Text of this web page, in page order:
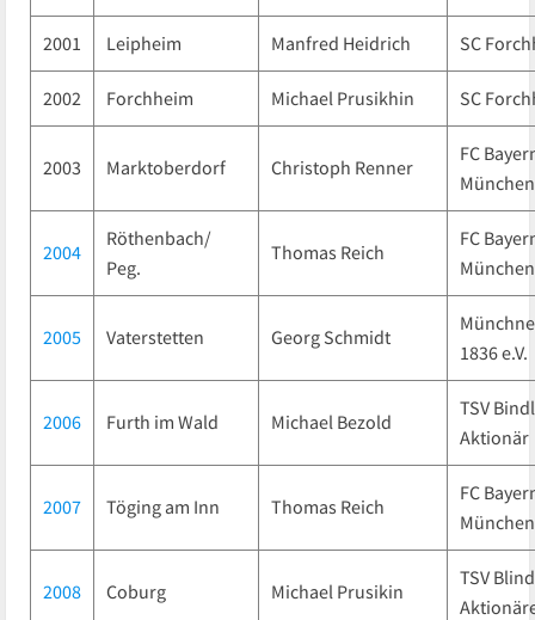
2001 Leipheim Manfred Heidrich SC
2002 Forchheim Michael Prusikhin SC
2003 Marktoberdorf Christoph Renner
FC
München
2004
Röthenbach/
Peg.
Thomas Reich
FC
München
2005 Vaterstetten Georg Schmidt
1836 e.V.
2006 Furth im Wald Michael Bezold
TSV
Aktionär
2007 Töging am Inn Thomas Reich
FC
München
2008 Coburg Michael Prusikin
TSV